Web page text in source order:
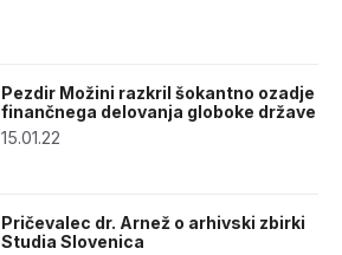
Pezdir Možini razkril šokantno ozadje
finančnega delovanja globoke države
15.01.22
Pričevalec dr. Arnež o arhivski zbirki
Studia Slovenica